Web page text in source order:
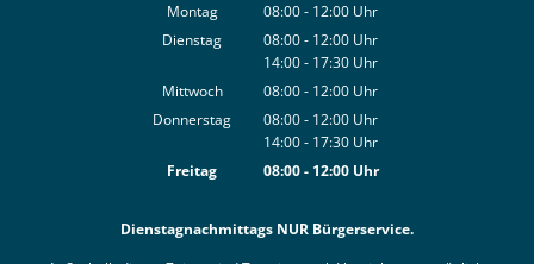
Montag 08:00- 12:00 Uhr
Von 08:00 bis 12:00 Uhr
Dienstag 08:00- 12:00 Uhr
Von 08:00 bis 12:00 Uhr
14:00- 17:30 Uhr
Von 14:00 bis 17:30 Uhr
Mittwoch 08:00- 12:00 Uhr
Von 08:00 bis 12:00 Uhr
Donnerstag 08:00- 12:00 Uhr
Von 08:00 bis 12:00 Uhr
14:00- 17:30 Uhr
Von 14:00 bis 17:30 Uhr
Freitag 08:00- 12:00Uhr
Dienstagnachmittags NUR Bürgerservice.